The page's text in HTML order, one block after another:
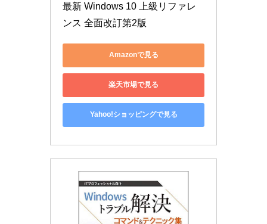
最新 Windows 10 上級リファレ
ンス 全面改訂第2版
Amazonで見る
楽天市場で見る
Yahoo!ショッピングで見る